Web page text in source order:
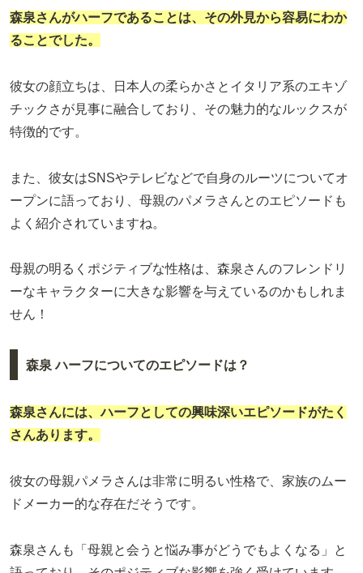
森泉さんがハーフであることは、その外見から容易にわか
ることでした。
彼女の顔立ちは、日本人の柔らかさとイタリア系のエキゾ
チックさが見事に融合しており、その魅力的なルックスが
特徴的です。
また、彼女はSNSやテレビなどで自身のルーツについてオ
ープンに語っており、母親のパメラさんとのエピソードも
よく紹介されていますね。
母親の明るくポジティブな性格は、森泉さんのフレンドリ
ーなキャラクターに大きな影響を与えているのかもしれま
せん！
森泉 ハーフについてのエピソードは？
森泉さんには、ハーフとしての興味深いエピソードがたく
さんあります。
彼女の母親パメラさんは非常に明るい性格で、家族のムー
ドメーカー的な存在だそうです。
森泉さんも「母親と会うと悩み事がどうでもよくなる」と